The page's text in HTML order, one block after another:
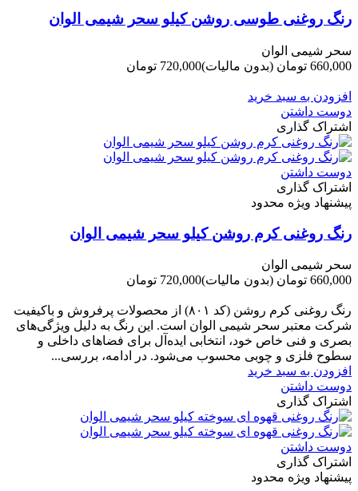
رنگ روغنی طوسی روشن کیلو سحر شیمی الوان
سحر شیمی الوان
660,000 تومان
(بدون مالیات)720,000 تومان
افزودن به سبد خرید
دوست داشتن
اشتراک گذاری
دوست داشتن
اشتراک گذاری
پیشنهاد ویژه محدود
رنگ روغنی کرم روشن کیلو سحر شیمی الوان
سحر شیمی الوان
660,000 تومان
(بدون مالیات)720,000 تومان
رنگ روغنی کرم روشن (کد ۸۰۱) از محصولات پرفروش و باکیفیت
شرکت‌ معتبر سحر شیمی الوان است. این رنگ به دلیل ویژگی‌های
بصری و فنی خاص خود، انتخابی ایده‌آل برای فضاهای داخلی و
سطوح فلزی و چوبی محسوب می‌شود. در ادامه، بررسی...
افزودن به سبد خرید
دوست داشتن
اشتراک گذاری
دوست داشتن
اشتراک گذاری
پیشنهاد ویژه محدود